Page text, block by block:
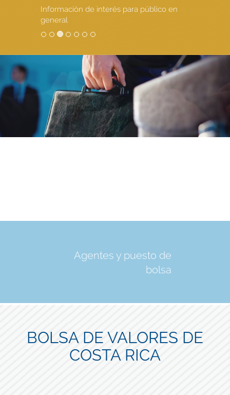
Información de interés para público en
general
Agentes y puesto de
bolsa
BOLSA DE VALORES DE
COSTA RICA